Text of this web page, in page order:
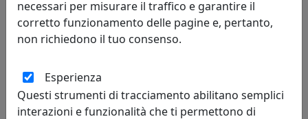
necessari per misurare il traffico e garantire il
corretto funzionamento delle pagine e, pertanto,
non richiedono il tuo consenso.
Esperienza
Questi strumenti di tracciamento abilitano semplici
interazioni e funzionalità che ti permettono di